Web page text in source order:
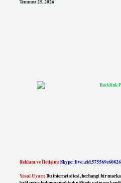
Reklam ve İletişim:Skype:
Yasal Uyarı:Bu internet sitesi, herhangi bir